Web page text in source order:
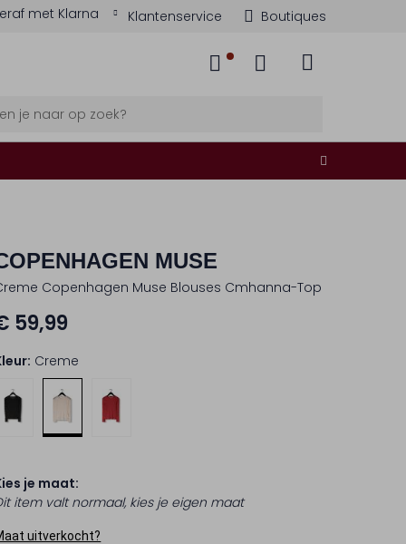
met Klarna Klantenservice Boutiques
MUSE
Copenhagen Muse Blouses Cmhanna-Top
59,99
Creme
je maat:
item valt normaal, kies je eigen maat
uitverkocht?